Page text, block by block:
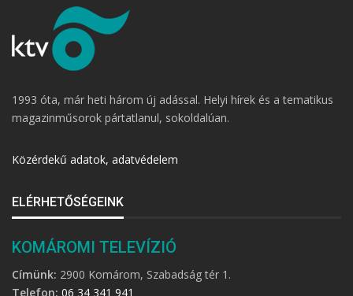
1993 óta, már heti három új adással. Helyi hírek és a tematikus
magazinműsorok pártatlanul, sokoldalúan.
Közérdekű adatok, adatvédelem
ELÉRHETŐSÉGEINK
KOMÁROMI TELEVÍZIÓ
Címünk: 2900 Komárom, Szabadság tér 1.
Telefon: 06 34 341 941